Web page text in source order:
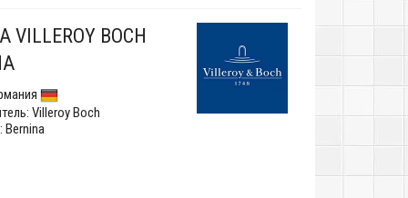
BOCH
Villeroy Boch
Bernina